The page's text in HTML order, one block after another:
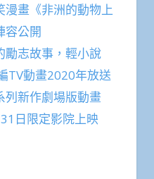
漫畫《非洲的動物上
容公開
勵志故事，輕小說
TV動畫2020年放送
列新作劇場版動畫
日限定影院上映